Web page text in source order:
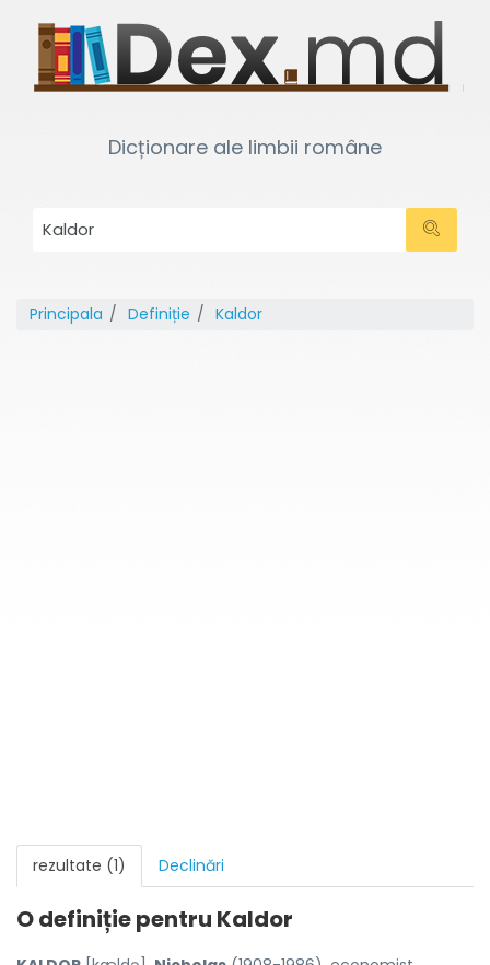
Dicționare ale limbii române
Principala Definiție Kaldor
rezultate (1) Declinări
O definiție pentru Kaldor